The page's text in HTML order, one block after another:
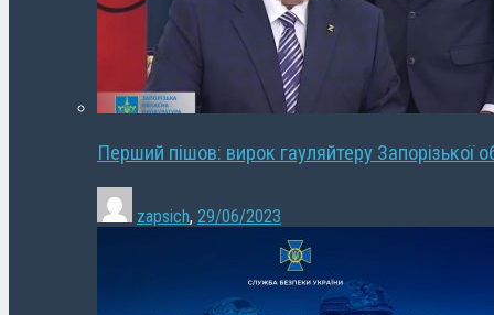
Перший пішов: вирок гауляйтеру Запорізької
zapsich, 29/06/2023